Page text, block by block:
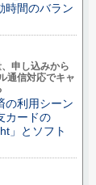
時間のバラン
申し込みから
通信対応でキャ
の利用シーン
カードの
」とソフト